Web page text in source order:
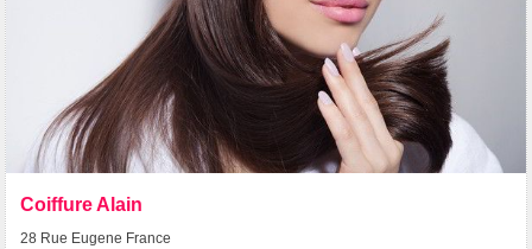
Coiffure Alain
28 Rue Eugene France